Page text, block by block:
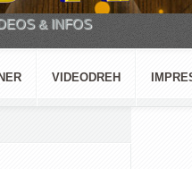
& INFOS
VIDEODREH